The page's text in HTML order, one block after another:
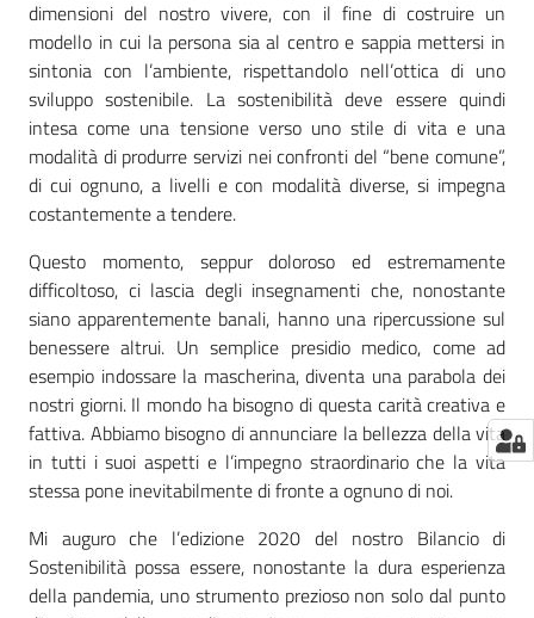
dimensioni del nostro vivere, con il fine di costruire un
modello in cui la persona sia al centro e sappia mettersi in
sintonia con l’ambiente, rispettandolo nell’ottica di uno
sviluppo sostenibile. La sostenibilità deve essere quindi
intesa come una tensione verso uno stile di vita e una
modalità di produrre servizi nei confronti del “bene comune”,
di cui ognuno, a livelli e con modalità diverse, si impegna
costantemente a tendere.
Questo momento, seppur doloroso ed estremamente
difficoltoso, ci lascia degli insegnamenti che, nonostante
siano apparentemente banali, hanno una ripercussione sul
benessere altrui. Un semplice presidio medico, come ad
esempio indossare la mascherina, diventa una parabola dei
nostri giorni. Il mondo ha bisogno di questa carità creativa e
fattiva. Abbiamo bisogno di annunciare la bellezza della vita
in tutti i suoi aspetti e l’impegno straordinario che la vita
stessa pone inevitabilmente di fronte a ognuno di noi.
Mi auguro che l’edizione 2020 del nostro Bilancio di
Sostenibilità possa essere, nonostante la dura esperienza
della pandemia, uno strumento prezioso non solo dal punto